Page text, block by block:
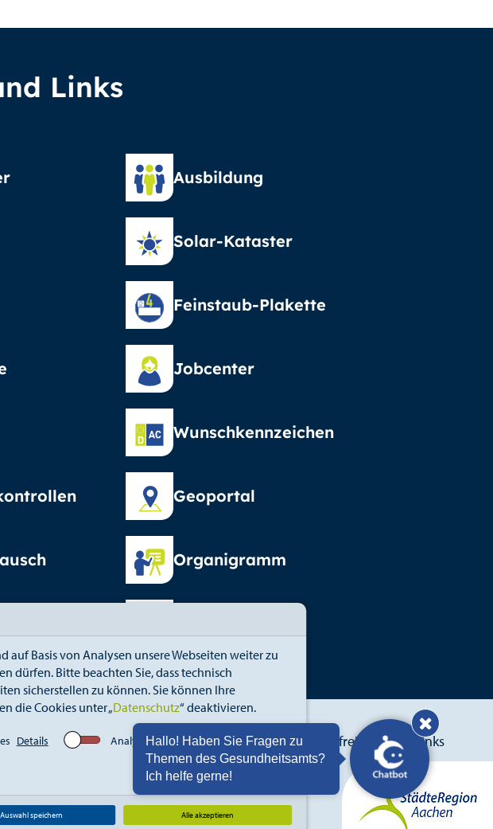
Basis von Analysen unsere Webseiten weiter zu
dürfen. Bitte beachten Sie, dass technisch
sicherstellen zu können. Sie können Ihre
die Cookies unter „Datenschutz“ deaktivieren.
Details Analyse-Cookies Details
Auswahl speichern Alle akzeptieren
Links
Ausbildung
Solar-Kataster
Feinstaub-Plakette
Jobcenter
Wunschkennzeichen
Geoportal
Organigramm
Zugang Whistleblower Erklärung zur Barrierefreiheit Links
Hinweis: Hallo! Haben
Hallo! Haben Sie Fragen zu
Themen des Gesundheitsamts?
Ich helfe gerne!